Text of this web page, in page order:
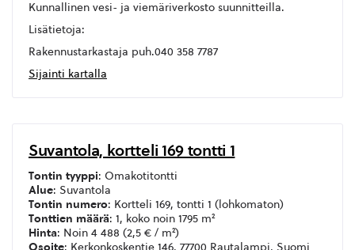
Kunnallinen vesi- ja viemäriverkosto suunnitteilla.
Lisätietoja:
Rakennustarkastaja puh.040 358 7787
Sijainti kartalla
Suvantola, kortteli 169 tontti 1
Tontin tyyppi: Omakotitontti
Alue: Suvantola
Tontin numero: Kortteli 169, tontti 1 (lohkomaton)
Tonttien määrä: 1, koko noin 1795 m²
Hinta: Noin 4 488 (2,5 € / m²)
Osoite: Kerkonkoskentie 146, 77700 Rautalampi, Suomi